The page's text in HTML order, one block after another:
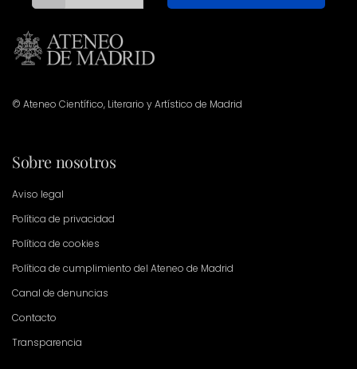
© Ateneo Científico, Literario y Artístico de Madrid
Sobre nosotros
Aviso legal
Política de privacidad
Política de cookies
Política de cumplimiento del Ateneo de Madrid
Canal de denuncias
Contacto
Transparencia